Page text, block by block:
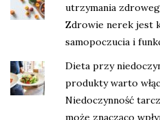
utrzymania
Zdrowie nerek jest
samopoczucia i
Dieta przy
produkty warto
Niedoczynność
może znacząco